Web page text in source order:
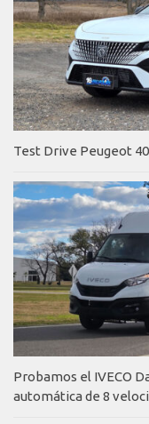
Test Drive Peugeot
Probamos el IVECO
automática de 8